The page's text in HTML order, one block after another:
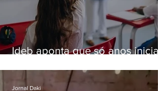
Ideb aponta que só anos
educação
Jornal Daki